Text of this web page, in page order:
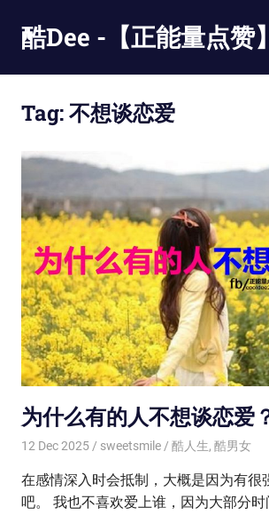
content
酷Dee -【正能量点赞】
最
酷
Tag:不想谈恋爱
为什么有的人不想谈恋爱
12 Dec 2025 sweetsmile 酷人生, 酷男女
在感情深入时会抵制，大概是因为有很
吧。 我也不喜欢爱上谁，因为大部分